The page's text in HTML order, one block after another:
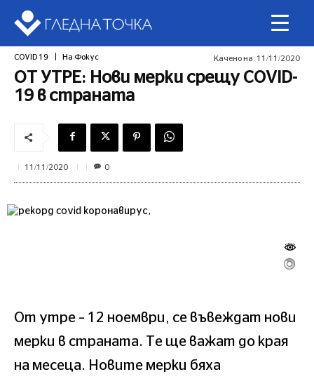
COVID 19 На Фокус Качено на: 11/11/2020
ОТ УТРЕ: Нови мерки срещу COVID-
19 в страната
11/11/2020 0
От утре – 12 ноември, се въвеждат нови
мерки в страната. Те ще важат до края
на месеца. Новите мерки бяха